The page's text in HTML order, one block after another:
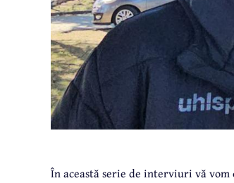
În această serie de interviuri vă